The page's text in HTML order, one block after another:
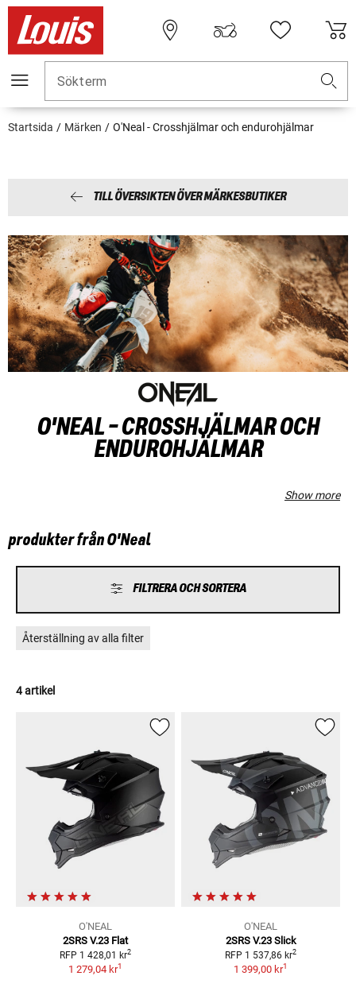
Sökterm
Startsida Märken O'Neal - Crosshjälmar och endurohjälmar
TILL ÖVERSIKTEN ÖVER MÄRKESBUTIKER
O'NEAL - CROSSHJÄLMAR OCH
ENDUROHJÄLMAR
Show more
produkter från O'Neal
FILTRERA OCH SORTERA
Återställning av alla filter
4 artikel
O'NEAL
2SRS V.23 Flat
RFP 1 428,01 kr2
1 279,04 kr1
O'NEAL
2SRS V.23 Slick
RFP 1 537,86 kr2
1 399,00 kr1